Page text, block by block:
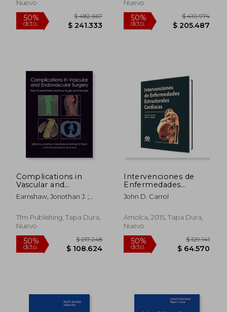
$ 99.463
50%
Nuevo
Nuevo
Complications in
Vascular and
Endovascular
Surgery: How to
to Get Out of Trouble
(en Inglés)
Earnshaw, Jonothan J. ;
Tfm Publishing, Tapa Dura,
Nuevo
Intervenciones de
Enfermedades
Estructurales
Cardiacas
John D. Carrol
Amolca, 2015, Tapa Dura,
Nuevo